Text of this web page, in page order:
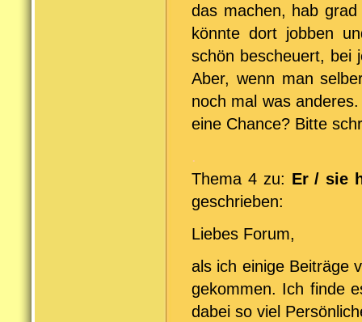
das machen, hab
könnte dort jobben
schön bescheuert, bei
Aber, wenn man
noch mal was
eine Chance? Bitte
.
Thema 4 zu: Er / sie
geschrieben:
Liebes Forum,
als ich einige Beiträge
gekommen. Ich finde
dabei so viel